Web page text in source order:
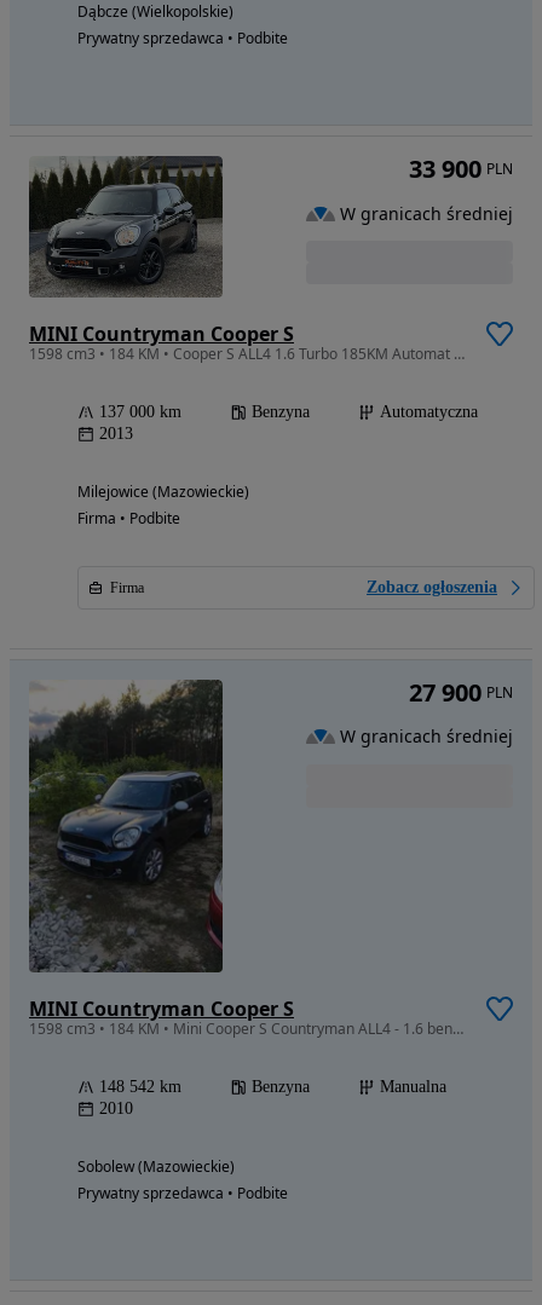
Dąbcze (Wielkopolskie)
Prywatny sprzedawca • Podbite
MINI Countryman Cooper S
1598 cm3 • 184 KM • Cooper S ALL4 1.6 Turbo 185KM Automat – Szwajcaria – Opłacony
137 000 km Benzyna
Automatyczna
2013
Milejowice (Mazowieckie)
Firma • Podbite
Firma Zobacz ogłoszenia
33 900 PLN
W granicach średniej
MINI Countryman Cooper S
1598 cm3 • 184 KM • Mini Cooper S Countryman ALL4 - 1.6 benzyna manual 190koni
148 542 km Benzyna
Manualna
2010
Sobolew (Mazowieckie)
Prywatny sprzedawca • Podbite
27 900 PLN
W granicach średniej